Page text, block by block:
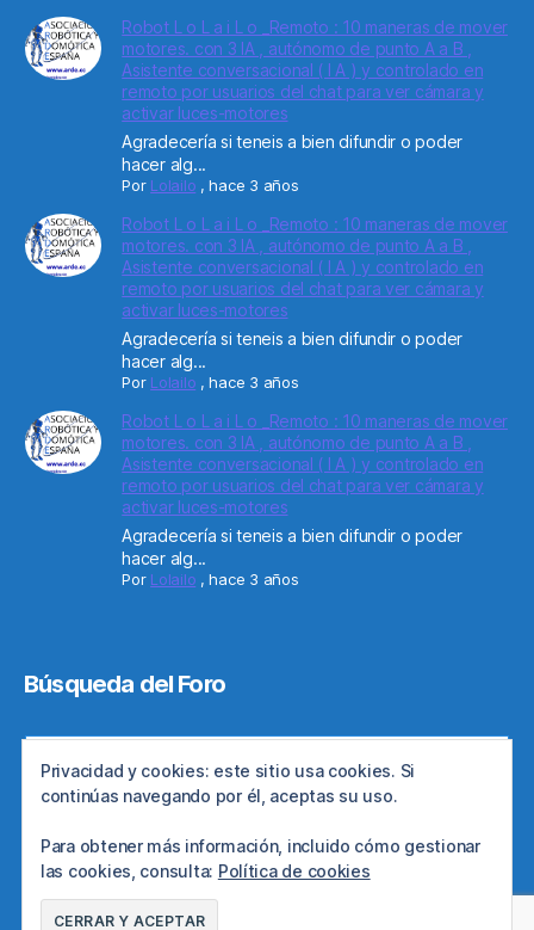
Robot L o L a i L o _Remoto : 10 maneras de mover
motores. con 3 IA , autónomo de punto A a B ,
Asistente conversacional ( I A ) y controlado en
remoto por usuarios del chat para ver cámara y
activar luces-motores
Agradecería si teneis a bien difundir o poder
hacer alg...
Por Lolailo ,hace 3 años
Robot L o L a i L o _Remoto : 10 maneras de mover
motores. con 3 IA , autónomo de punto A a B ,
Asistente conversacional ( I A ) y controlado en
remoto por usuarios del chat para ver cámara y
activar luces-motores
Agradecería si teneis a bien difundir o poder
hacer alg...
Por Lolailo ,hace 3 años
Robot L o L a i L o _Remoto : 10 maneras de mover
motores. con 3 IA , autónomo de punto A a B ,
Asistente conversacional ( I A ) y controlado en
remoto por usuarios del chat para ver cámara y
activar luces-motores
Agradecería si teneis a bien difundir o poder
hacer alg...
Por Lolailo ,hace 3 años
Búsqueda del Foro
Privacidad y cookies: este sitio usa cookies. Si
continúas navegando por él, aceptas su uso.
Para obtener más información, incluido cómo gestionar
las cookies, consulta: Política de cookies